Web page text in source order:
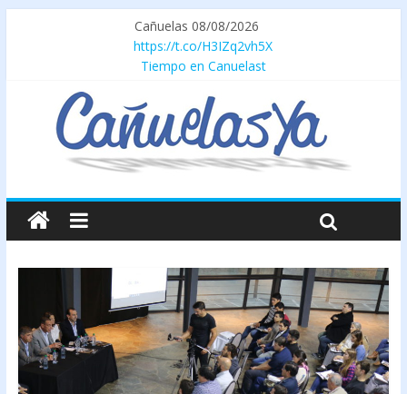
Cañuelas 08/08/2026
https://t.co/H3IZq2vh5X
Tiempo en Canuelast